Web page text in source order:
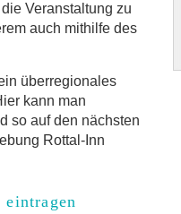
Veranstaltung zu
auch mithilfe des
überregionales
kann man
so auf den nächsten
Rottal-Inn